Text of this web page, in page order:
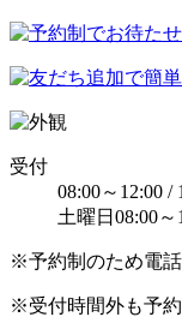
受付
08:00～12:00 /
土曜日08:00～
※予約制のため電話
※受付時間外も予約